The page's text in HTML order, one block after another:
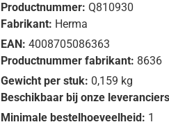
Productnummer: Q810930
Fabrikant: Herma
EAN: 4008705086363
Productnummer fabrikant: 8636
Gewicht per stuk: 0,159 kg
Beschikbaar bij onze
Minimale bestelhoeveelheid: 1